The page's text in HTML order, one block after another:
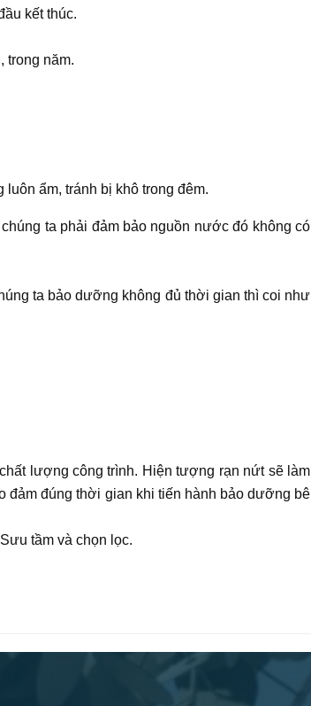
kết thúc.
trong năm.
ẩm, tránh bị khô trong đêm.
ta phải đảm bảo nguồn nước đó không có
ta bảo dưỡng không đủ thời gian thì coi như
lượng công trình. Hiện tượng rạn nứt sẽ làm
đảm đúng thời gian khi tiến hành bảo dưỡng bê
lọc.